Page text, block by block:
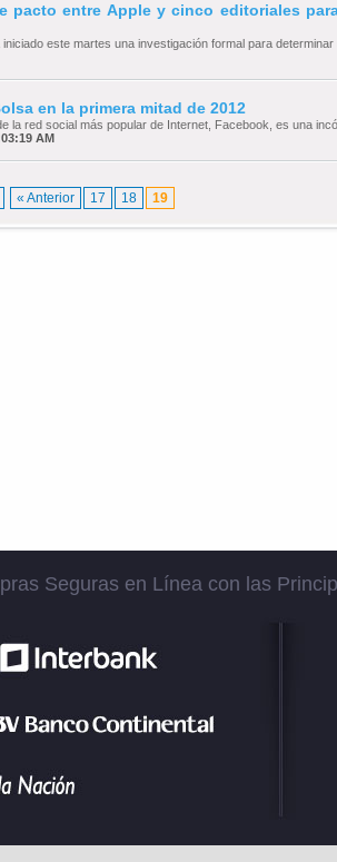
pacto entre Apple y cinco editoriales
este martes una investigación formal para determinar
en la primera mitad de 2012
la red social más popular de Internet, Facebook, es una
AM
« Anterior 17 18 19
Seguras en Línea con las